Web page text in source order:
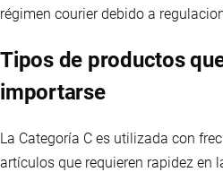
régimen courier debido a
Tipos de productos
importarse
La Categoría C es utilizada con
artículos que requieren rapidez en